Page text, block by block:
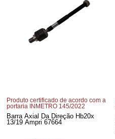
Produto certificado de acordo com a
portaria INMETRO 145/2022
Barra Axial Da Direção Hb20x
13/19 Ampri 67664